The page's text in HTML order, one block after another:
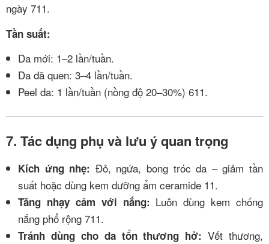
ngày 711.
Tần suất:
Da mới: 1–2 lần/tuần.
Da đã quen: 3–4 lần/tuần.
Peel da: 1 lần/tuần (nồng độ 20–30%) 611.
7. Tác dụng phụ và lưu ý quan trọng
Kích ứng nhẹ: Đỏ, ngứa, bong tróc da – giảm tần
suất hoặc dùng kem dưỡng ẩm ceramide 11.
Tăng nhạy cảm với nắng: Luôn dùng kem chống
nắng phổ rộng 711.
Tránh dùng cho da tổn thương hở: Vết thương,